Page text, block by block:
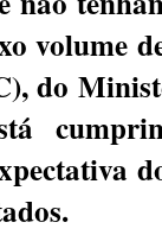
volume
do